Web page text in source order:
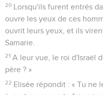
20 Lorsqu'ils furent entrés
ouvre les yeux de ces
ouvrit leurs yeux, et ils
Samarie.
21 A leur vue, le roi d'Israël
père ? »
22 Elisée répondit : « Tu ne